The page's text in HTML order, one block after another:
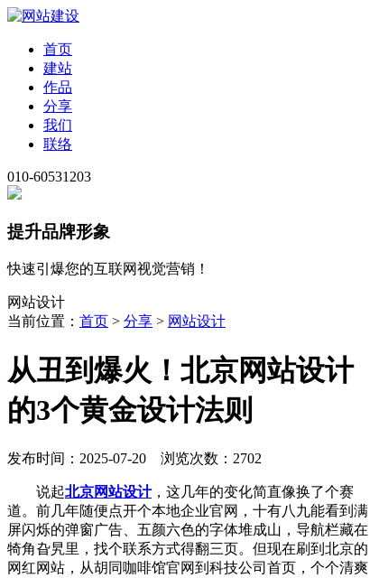
首页
建站
作品
分享
我们
联络
010-60531203
提升品牌形象
快速引爆您的互联网视觉营销！
网站设计
当前位置： 首页 > 分享 > 网站设计
从丑到爆火！北京网站设计
的3个黄金设计法则
发布时间：2025-07-20 浏览次数：2702
说起北京网站设计，这几年的变化简直像换了个赛
道。前几年随便点开个本地企业官网，十有八九能看到满
屏闪烁的弹窗广告、五颜六色的字体堆成山，导航栏藏在
犄角旮旯里，找个联系方式得翻三页。但现在刷到北京的
网红网站，从胡同咖啡馆官网到科技公司首页，个个清爽